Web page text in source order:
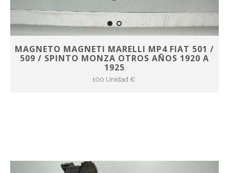
MAGNETO MAGNETI MARELLI MP4 FIAT 501 /
509 / SPINTO MONZA OTROS AÑOS 1920 A
1925
100 Unidad €